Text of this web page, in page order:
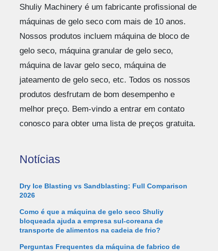
Shuliy Machinery é um fabricante profissional de
máquinas de gelo seco com mais de 10 anos.
Nossos produtos incluem máquina de bloco de
gelo seco, máquina granular de gelo seco,
máquina de lavar gelo seco, máquina de
jateamento de gelo seco, etc. Todos os nossos
produtos desfrutam de bom desempenho e
melhor preço. Bem-vindo a entrar em contato
conosco para obter uma lista de preços gratuita.
Notícias
Dry Ice Blasting vs Sandblasting: Full Comparison
2026
Como é que a máquina de gelo seco Shuliy
bloqueada ajuda a empresa sul-coreana de
transporte de alimentos na cadeia de frio?
Perguntas Frequentes da máquina de fabrico de